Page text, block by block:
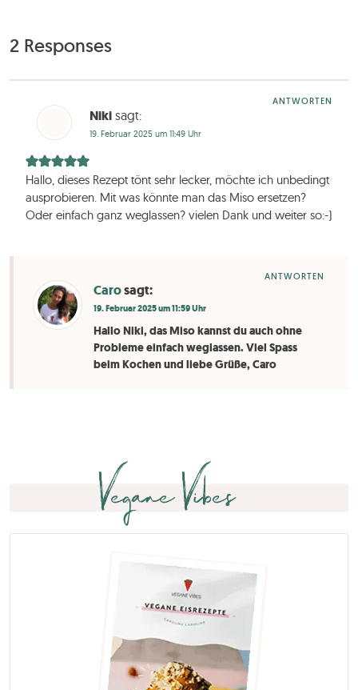
2 Responses
Niki sagt:
19. Februar 2025 um 11:49 Uhr
Hallo, dieses Rezept tönt sehr lecker, möchte ich unbedingt
ausprobieren. Mit was könnte man das Miso ersetzen?
Oder einfach ganz weglassen? vielen Dank und weiter so:-)
ANTWORTEN
Carosagt:
19. Februar 2025 um 11:59 Uhr
Hallo Niki, das Miso kannst du auch ohne
Probleme einfach weglassen. Viel Spass
beim Kochen und liebe Grüße, Caro
ANTWORTEN
Vegane Vibes